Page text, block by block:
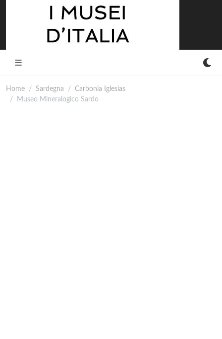
Home Sardegna
Carbonia Iglesias
Museo Mineralogico Sardo